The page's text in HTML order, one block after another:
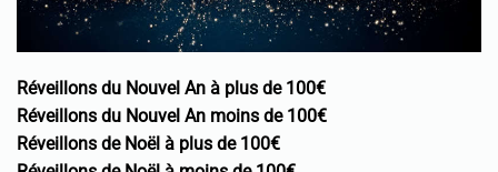
Réveillons du Nouvel An à plus de 100€
Réveillons du Nouvel An moins de 100€
Réveillons de Noël à plus de 100€